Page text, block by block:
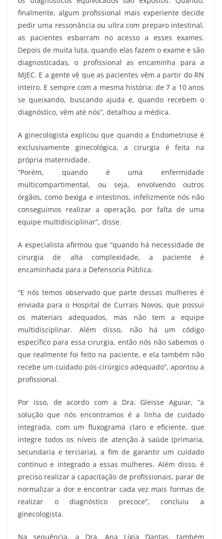
finalmente, algum profissional mais experiente decide
pedir uma ressonância ou ultra com preparo intestinal,
as pacientes esbarram no acesso a esses exames.
Depois de muita luta, quando elas fazem o exame e são
diagnosticadas, o profissional as encaminha para a
MJEC. E a gente vê que as pacientes vêm a partir do RN
inteiro. E sempre com a mesma história: de 7 a 10 anos
se queixando, buscando ajuda e, quando recebem o
diagnóstico, vêm até nós”, detalhou a médica.
A ginecologista explicou que quando a Endometriose é
exclusivamente ginecológica, a cirurgia é feita na
própria maternidade.
“Porém, quando é uma enfermidade
multicompartimental, ou seja, envolvendo outros
órgãos, como bexiga e intestinos, infelizmente nós não
conseguimos realizar a operação, por falta de uma
equipe multidisciplinar”, disse.
A especialista afirmou que “quando há necessidade de
cirurgia de alta complexidade, a paciente é
encaminhada para a Defensoria Pública.
“E nós temos observado que parte dessas mulheres é
enviada para o Hospital de Currais Novos, que possui
os materiais adequados, mas não tem a equipe
multidisciplinar. Além disso, não há um código
específico para essa cirurgia, então nós não sabemos o
que realmente foi feito na paciente, e ela também não
recebe um cuidado pós-cirúrgico adequado”, apontou a
profissional.
Por isso, de acordo com a Dra. Gleisse Aguiar, “a
solução que nós encontramos é a linha de cuidado
integrada, com um fluxograma claro e eficiente, que
integre todos os níveis de atenção à saúde (primaria,
secundaria e terciaria), a fim de garantir um cuidado
contínuo e integrado a essas mulheres. Além disso, é
preciso realizar a capacitação de profissionais, parar de
normalizar a dor e encontrar cada vez mais formas de
realizar o diagnóstico precoce”, concluiu a
ginecologista.
Na sequência, a Dra. Ana Lígia Dantas, também